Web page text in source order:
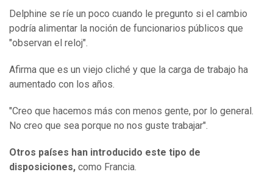
Delphine se ríe un poco cuando le pregunto si el cambio
podría alimentar la noción de funcionarios públicos que
"observan el reloj".
Afirma que es un viejo cliché y que la carga de trabajo ha
aumentado con los años.
"Creo que hacemos más con menos gente, por lo general.
No creo que sea porque no nos guste trabajar".
Otros países han introducido este tipo de
disposiciones, como Francia.